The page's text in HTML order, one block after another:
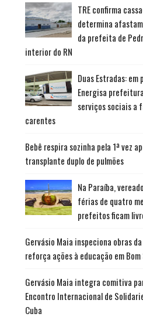
TRE confirma
determina
da prefeita de
interior do RN
Duas Estradas:
Energisa
serviços sociais a
carentes
Bebê respira sozinha pela 1ª vez
transplante duplo de pulmões
Na Paraíba,
férias de quatro
prefeitos ficam
Gervásio Maia inspeciona obras
reforça ações à educação em Bom
Gervásio Maia integra comitiva
Encontro Internacional de
Cuba